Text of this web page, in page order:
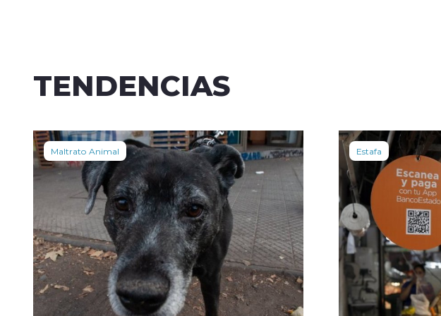
TENDENCIAS
Maltrato Animal Estafa